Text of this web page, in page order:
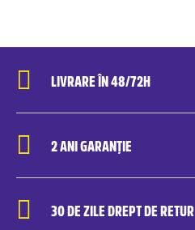
LIVRARE ÎN 48/72H
2 ANI GARANȚIE
30 DE ZILE DREPT DE RETUR